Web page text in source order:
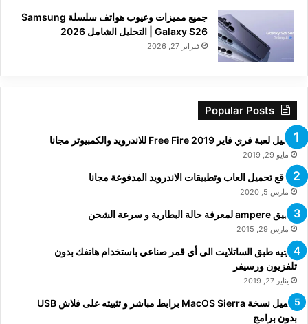
جميع مميزات وعيوب هواتف سلسلة Samsung
Galaxy S26 | التحليل الشامل 2026
فبراير 27, 2026
Popular Posts
تحميل لعبة فري فاير Free Fire 2019 للاندرويد والكمبيوتر مجانا
مايو 29, 2019
مواقع تحميل العاب وتطبيقات الاندرويد المدفوعة مجانا
مارس 5, 2020
تطبيق ampere لمعرفة حالة البطارية و سرعة الشحن
مارس 29, 2015
توجيه طبق الساتلايت الى أي قمر صناعي باستخدام هاتفك بدون
تلفزيون ورسيفر
يناير 27, 2019
تحميل نسخة MacOS Sierra برابط مباشر و تثبيته على فلاش USB
بدون برامج